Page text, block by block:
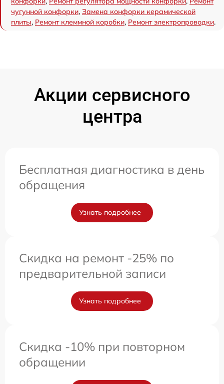
чугунной конфорки, Замена конфорки керамической
плиты, Ремонт клеммной коробки, Ремонт электропроводки.
Акции сервисного
центра
Бесплатная диагностика в день
обращения
Узнать подробнее
Скидка на ремонт -25% по
предварительной записи
Узнать подробнее
Скидка -10% при повторном
обращении